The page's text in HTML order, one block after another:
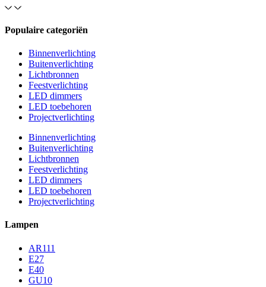
Populaire categoriën
Binnenverlichting
Buitenverlichting
Lichtbronnen
Feestverlichting
LED dimmers
LED toebehoren
Projectverlichting
Binnenverlichting
Buitenverlichting
Lichtbronnen
Feestverlichting
LED dimmers
LED toebehoren
Projectverlichting
Lampen
AR111
E27
E40
GU10